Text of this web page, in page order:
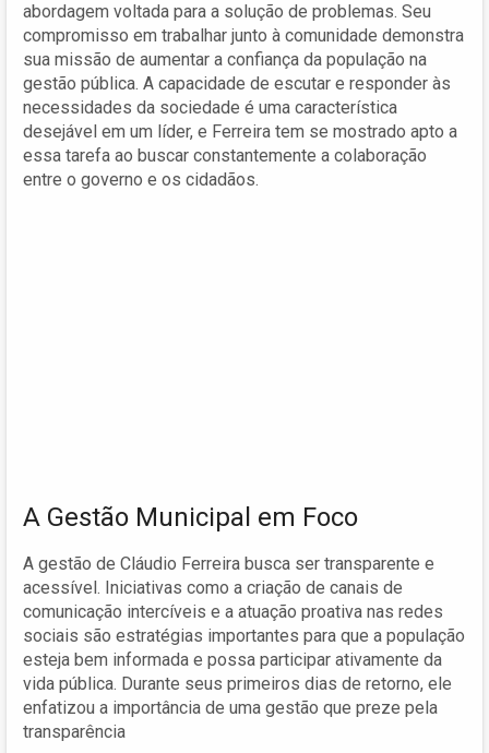
abordagem voltada para a solução de problemas. Seu
compromisso em trabalhar junto à comunidade demonstra
sua missão de aumentar a confiança da população na
gestão pública. A capacidade de escutar e responder às
necessidades da sociedade é uma característica
desejável em um líder, e Ferreira tem se mostrado apto a
essa tarefa ao buscar constantemente a colaboração
entre o governo e os cidadãos.
A Gestão Municipal em Foco
A gestão de Cláudio Ferreira busca ser transparente e
acessível. Iniciativas como a criação de canais de
comunicação intercíveis e a atuação proativa nas redes
sociais são estratégias importantes para que a população
esteja bem informada e possa participar ativamente da
vida pública. Durante seus primeiros dias de retorno, ele
enfatizou a importância de uma gestão que preze pela
transparência